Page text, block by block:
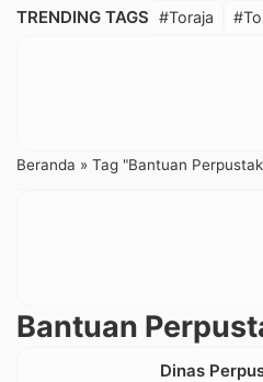
TRENDING TAGS #Toraja
Beranda » Tag "Bantuan
Bantuan
Dinas